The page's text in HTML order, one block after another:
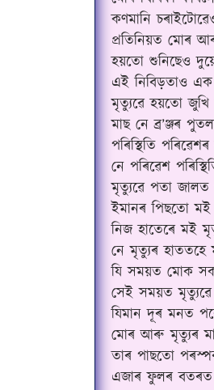
কণমানি
প্ৰতিনিয়ত মোৰ
হয়তো শুনিছেও
এই নিবিড়তাও এক
মৃত্যুৱে হয়তো জুখি
মাছ নে ব্ৰ’ঞ্জৰ
পৰিস্থিতি
নে পৰিৱেশ
মৃত্যুৱে পতা জালত
ইমানৰ পিছতো মই
নিজ হাতেৰে মই
নে মৃত্যুৰ হাততহে
যি সময়ত মোক
সেই সময়ত
যিমান দূৰ মনত
মোৰ আৰু মৃত্যুৰ
তাৰ পাছতো
এজাৰ ফুলৰ বতৰত